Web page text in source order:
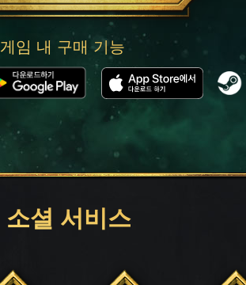
게임 내 구매 기능
소셜 서비스